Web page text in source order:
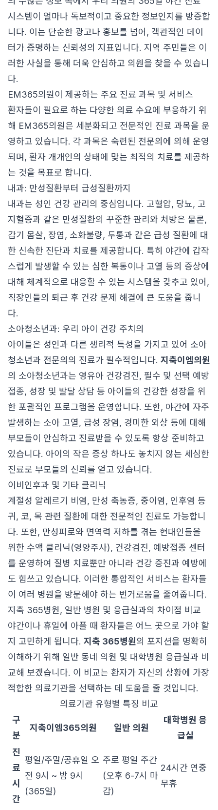
시스템이 얼마나 독보적이고 중요한 정보인지를 방증합
니다. 이는 단순한 광고나 홍보를 넘어, 객관적인 데이
터가 증명하는 신뢰성의 지표입니다. 지역 주민들은 이
러한 사실을 통해 더욱 안심하고 의원을 찾을 수 있습니
다.
EM365의원이 제공하는 주요 진료 과목 및 서비스
환자들이 필요로 하는 다양한 의료 수요에 부응하기 위
해 EM365의원은 세분화되고 전문적인 진료 과목을 운
영하고 있습니다. 각 과목은 숙련된 전문의에 의해 운영
되며, 환자 개개인의 상태에 맞는 최적의 치료를 제공하
는 것을 목표로 합니다.
내과: 만성질환부터 급성질환까지
내과는 성인 건강 관리의 중심입니다. 고혈압, 당뇨, 고
지혈증과 같은 만성질환의 꾸준한 관리와 처방은 물론,
감기 몸살, 장염, 소화불량, 두통과 같은 급성 질환에 대
한 신속한 진단과 치료를 제공합니다. 특히 야간에 갑작
스럽게 발생할 수 있는 심한 복통이나 고열 등의 증상에
대해 체계적으로 대응할 수 있는 시스템을 갖추고 있어,
직장인들의 퇴근 후 건강 문제 해결에 큰 도움을 줍니
다.
소아청소년과: 우리 아이 건강 주치의
아이들은 성인과 다른 생리적 특성을 가지고 있어 소아
청소년과 전문의의 진료가 필수적입니다. 지축이엠의원
의 소아청소년과는 영유아 건강검진, 필수 및 선택 예방
접종, 성장 및 발달 상담 등 아이들의 건강한 성장을 위
한 포괄적인 프로그램을 운영합니다. 또한, 야간에 자주
발생하는 소아 고열, 급성 장염, 경미한 외상 등에 대해
부모들이 안심하고 진료받을 수 있도록 항상 준비하고
있습니다. 아이의 작은 증상 하나도 놓치지 않는 세심한
진료로 부모들의 신뢰를 얻고 있습니다.
이비인후과 및 기타 클리닉
계절성 알레르기 비염, 만성 축농증, 중이염, 인후염 등
귀, 코, 목 관련 질환에 대한 전문적인 진료도 가능합니
다. 또한, 만성피로와 면역력 저하를 겪는 현대인들을
위한 수액 클리닉(영양주사), 건강검진, 예방접종 센터
를 운영하여 질병 치료뿐만 아니라 건강 증진과 예방에
도 힘쓰고 있습니다. 이러한 통합적인 서비스는 환자들
이 여러 병원을 방문해야 하는 번거로움을 줄여줍니다.
지축 365병원, 일반 병원 및 응급실과의 차이점 비교
야간이나 휴일에 아플 때 환자들은 어느 곳으로 가야 할
지 고민하게 됩니다. 지축 365병원의 포지션을 명확히
이해하기 위해 일반 동네 의원 및 대학병원 응급실과 비
교해 보겠습니다. 이 비교는 환자가 자신의 상황에 가장
적합한 의료기관을 선택하는 데 도움을 줄 것입니다.
의료기관 유형별 특징 비교
구
분
지축이엠365의원 일반 의원
대학병원 응
급실
진
료
시
간
평일/주말/공휴일 오
전 9시 ~ 밤 9시
(365일)
주로 평일 주간
(오후 6-7시 마
감)
24시간 연중
무휴